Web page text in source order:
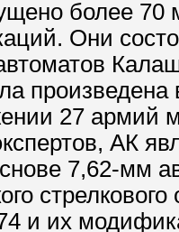
более 70
Они
произведена
27 армий
АК
7,62-мм
и их